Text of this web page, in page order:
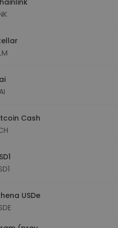
Cash
USDe